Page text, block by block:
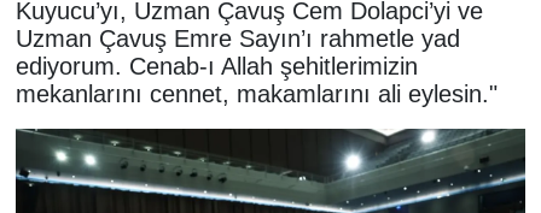
Kuyucu’yı, Uzman Çavuş Cem Dolapci’yi ve
Uzman Çavuş Emre Sayın’ı rahmetle yad
ediyorum. Cenab-ı Allah şehitlerimizin
mekanlarını cennet, makamlarını ali eylesin."